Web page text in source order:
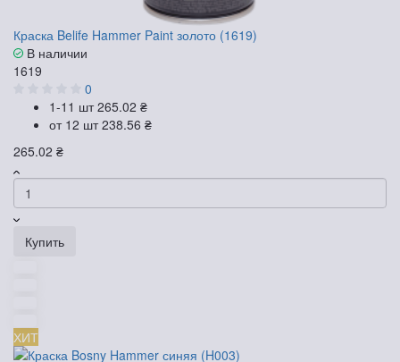
Краска Belife Hammer Paint золото (1619)
В наличии
1619
0
1-11 шт265.02 ₴
от 12 шт238.56 ₴
265.02 ₴
Купить
ХИТ